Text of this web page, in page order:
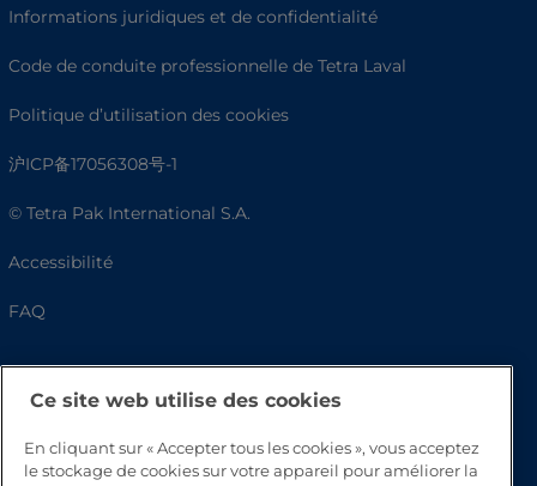
Informations juridiques et de confidentialité
Code de conduite professionnelle de Tetra Laval
Politique d’utilisation des cookies
沪ICP备17056308号-1
© Tetra Pak International S.A.
Accessibilité
FAQ
Ce site web utilise des cookies
En cliquant sur « Accepter tous les cookies », vous acceptez
le stockage de cookies sur votre appareil pour améliorer la